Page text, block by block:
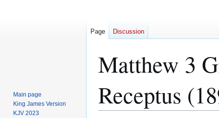
Matthew 3
Receptus
Page Discussion
Main page
King James Version
KJV 2023